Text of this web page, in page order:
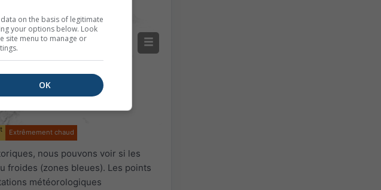
Extrêmement chaud
nous pouvons voir si les
froides (zones bleues). Les points
météorologiques
on the basis of legitimate
your options below. Look
site menu to manage or
OK